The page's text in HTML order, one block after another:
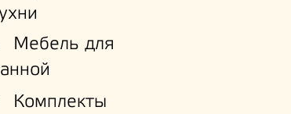
Мебель для
Комплекты